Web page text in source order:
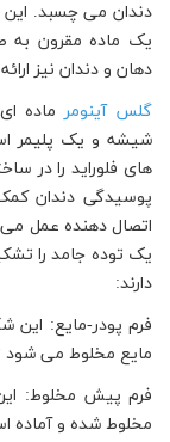
دندان می چسبد.
یک ماده مقرون به
دهان و دندان نیز
گلس آینومر ماده
شیشه و یک پلیمر
های فلوراید را در
پوسیدگی دندان
اتصال دهنده عمل می
یک توده جامد را
دارند:
فرم پودر-مایع:
مایع مخلوط می شود
فرم پیش مخلوط:
مخلوط شده و آماده